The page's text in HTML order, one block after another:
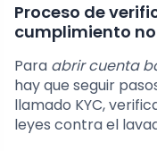
Proceso de
cumplimiento
Para abrir cuenta
hay que seguir
llamado KYC,
leyes contra el